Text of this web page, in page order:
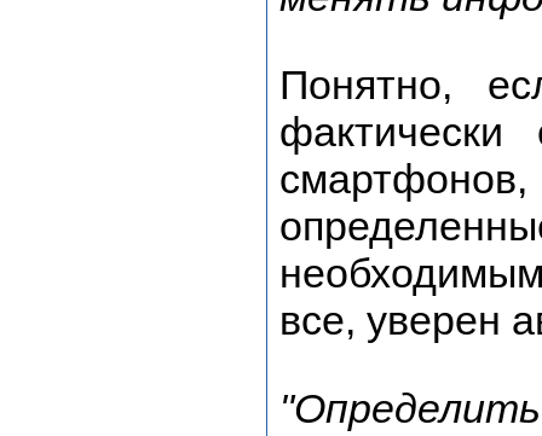
Понятно,
все, уверен